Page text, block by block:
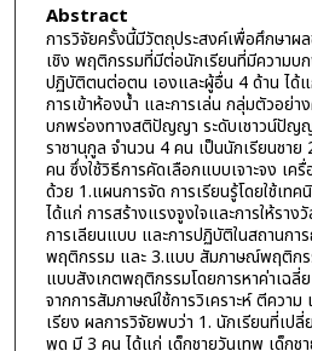
Abstract
การวิจัยครั้งนี้มีวัตถุประสงค์เพื่อศึกษาผ
เชิง พฤติกรรมที่มีต่อนักเรียนที่มีความ
ปฏิบัติตนต่อตน เองและผู้อื่น 4 ด้าน ได้
การเข้าห้องน้ำ และการเล่น กลุ่มตัวอย่า
บกพร่องทางสติปัญญา ระดับเชาวน์ปัญ
ราชานุกูล จำนวน 4 คน เป็นนักเรียนชา
คน ซึ่งใช้วิธีการคัดเลือกแบบเจาะจง เค
ด้วย 1.แผนการจัด การเรียนรู้โดยใช้เท
ได้แก่ การสร้างแรงจูงใจและการให้ราง
การเลียนแบบ และการปฏิบัติในสถานก
พฤติกรรม และ 3.แบบ สัมภาษณ์พฤติกร
แบบสังเกตพฤติกรรมโดยการหาค่าเฉลี่
จากการสัมภาษณ์ใช้การวิเคราะห์ ตีความ
เรียง ผลการวิจัยพบว่า 1. นักเรียนที่เป
พูด มี 3 คน ได้แก่ เด็กชายวันเทพ เด็กช